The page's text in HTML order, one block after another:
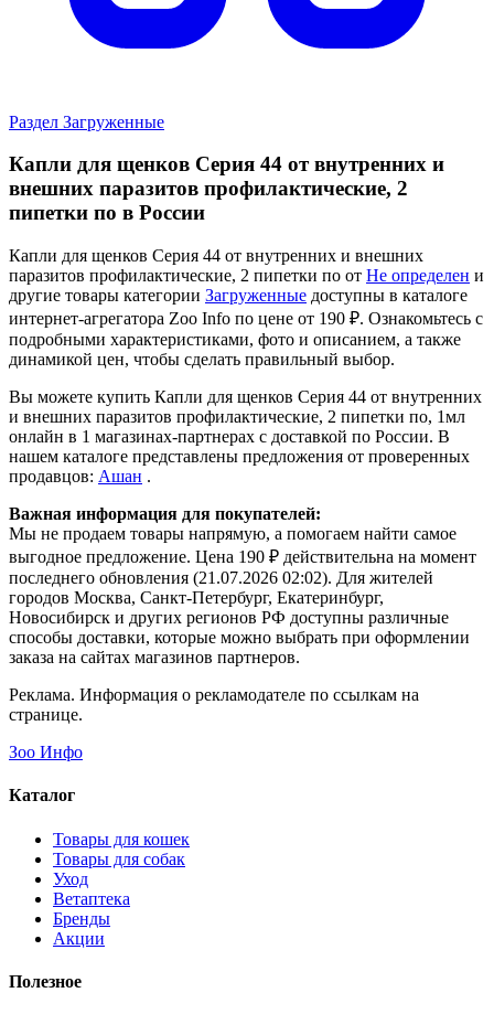
Раздел Загруженные
Капли для щенков Серия 44 от внутренних и
внешних паразитов профилактические, 2
пипетки по в России
Капли для щенков Серия 44 от внутренних и внешних
паразитов профилактические, 2 пипетки по от Не определен и
другие товары категории Загруженные доступны в каталоге
интернет-агрегатора Zoo Info по цене от 190 ₽. Ознакомьтесь с
подробными характеристиками, фото и описанием, а также
динамикой цен, чтобы сделать правильный выбор.
Вы можете купить Капли для щенков Серия 44 от внутренних
и внешних паразитов профилактические, 2 пипетки по, 1мл
онлайн в 1 магазинах-партнерах с доставкой по России. В
нашем каталоге представлены предложения от проверенных
продавцов: Ашан .
Важная информация для покупателей:
Мы не продаем товары напрямую, а помогаем найти самое
выгодное предложение. Цена 190 ₽ действительна на момент
последнего обновления (21.07.2026 02:02). Для жителей
городов Москва, Санкт-Петербург, Екатеринбург,
Новосибирск и других регионов РФ доступны различные
способы доставки, которые можно выбрать при оформлении
заказа на сайтах магазинов партнеров.
Реклама. Информация о рекламодателе по ссылкам на
странице.
Зоо Инфо
Каталог
Товары для кошек
Товары для собак
Уход
Ветаптека
Бренды
Акции
Полезное